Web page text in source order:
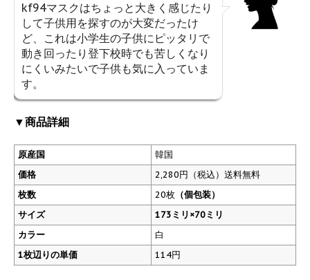
kf94マスクはちょっと大きく感じたり
して子供用を探すのが大変だったけ
ど、これは小学生の子供にピッタリで
動き回ったり登下校時でも苦しくなり
にくいみたいで子供も気に入っていま
す。
▼商品詳細
原産国
韓国
価格
2,280円（税込）送料無料
枚数
20枚 （個包装）
サイズ
173ミリ×70ミリ
カラー
白
1枚辺りの単価
114円